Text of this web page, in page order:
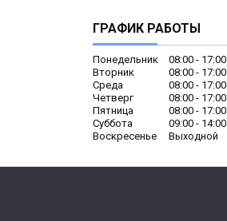
ГРАФИК РАБОТЫ
Понедельник 08:00 17:00
Вторник
08:00 17:00
Среда
08:00 17:00
Четверг
08:00 17:00
Пятница
08:00 17:00
Суббота
09:00
14:00
Воскресенье
Выходной